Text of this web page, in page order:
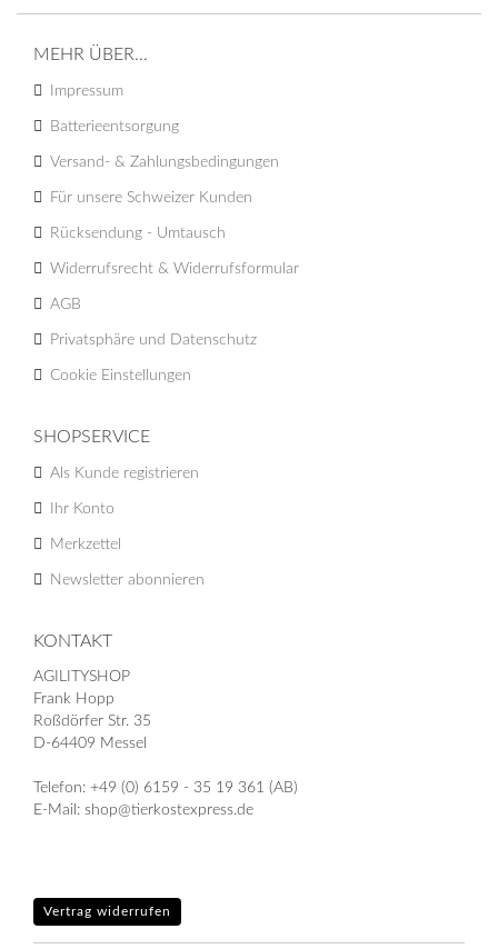
MEHR ÜBER...
Impressum
Batterieentsorgung
Versand- & Zahlungsbedingungen
Für unsere Schweizer Kunden
Rücksendung - Umtausch
Widerrufsrecht & Widerrufsformular
AGB
Privatsphäre und Datenschutz
Cookie Einstellungen
SHOPSERVICE
Als Kunde registrieren
Ihr Konto
Merkzettel
Newsletter abonnieren
KONTAKT
AGILITYSHOP
Frank Hopp
Roßdörfer Str. 35
D-64409 Messel
Telefon: +49 (0) 6159 - 35 19 361 (AB)
E-Mail: shop@tierkostexpress.de
Vertrag widerrufen